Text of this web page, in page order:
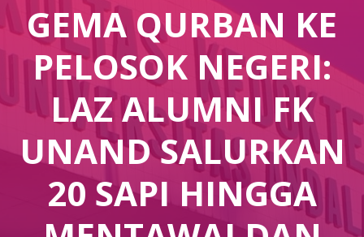
GEMA QURBAN KE
PELOSOK NEGERI:
LAZ ALUMNI FK
UNAND SALURKAN
20 SAPI HINGGA